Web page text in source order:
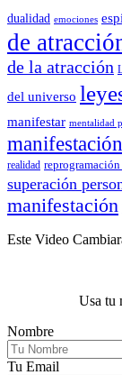
dualidad emociones
de
de la atracción
del universo
manifestar mentalidad
manifestación
realidad
superación
manifestación
Este Video
Usa tu
Nombre
Tu Email